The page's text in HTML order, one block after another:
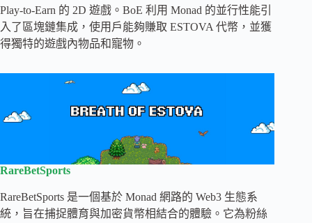
Play-to-Earn 的 2D 遊戲。BoE 利用 Monad 的並行性能引
入了區塊鏈集成，使用戶能夠賺取 ESTOVA 代幣，並獲
得獨特的遊戲內物品和寵物。
RareBetSports
RareBetSports 是一個基於 Monad 網路的 Web3 生態系
統，旨在捕捉體育與加密貨幣相結合的體驗。它為粉絲